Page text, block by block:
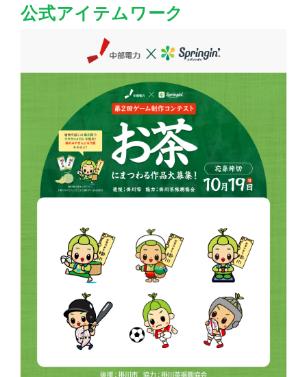
公式アイテムワーク